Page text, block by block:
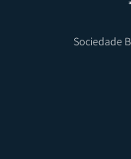
Sociedade